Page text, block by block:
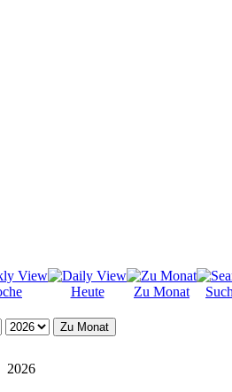
Heute Zu Monat
Zu Monat
2026